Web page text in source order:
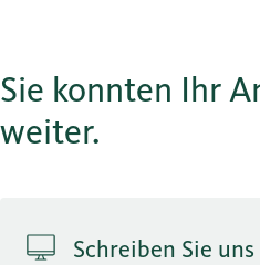
Sie konnten Ihr
weiter.
Schreiben Sie